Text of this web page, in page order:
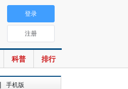
科普 排行
登录
注册
| 手机版